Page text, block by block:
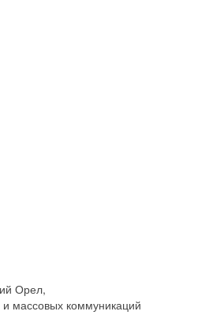
Орел,
массовых коммуникаций